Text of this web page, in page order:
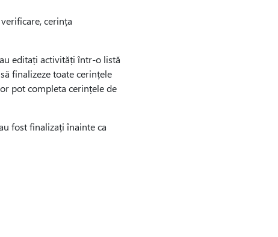
cerința
editați activități într-o listă
finalizeze toate cerințele
pot completa cerințele de
fost finalizați înainte ca